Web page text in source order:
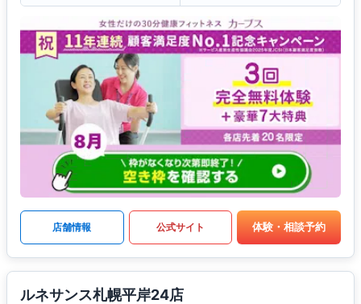
店舗情報 公式サイト 体験・相談予約
ルネサンス札幌平岸24店